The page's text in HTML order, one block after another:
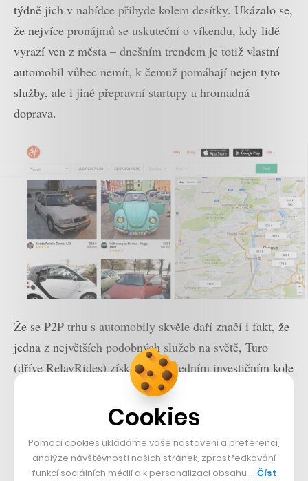
týdně jich v nabídce přibyde kolem desítky. Ukázalo se,
že nejvíce pronájmů se uskuteční o víkendu, kdy lidé
vyrazí ven z města – dnešním trendem je totiž vlastní
automobil vůbec nemít, k čemuž pomáhají nejen tyto
služby, ale i jiné přepravní startupy a hromadná
doprava.
Že se P2P trhu s automobily skvěle daří značí i fakt, že
jedna z největších podobných služeb na světě, Turo
(dříve RelayRides) získala v posledním investičním kole
92 milionů dolarů, tedy více než 2 miliardy korun,
celkově pak již přes 193 milion dolarů a po úspěšném
startu v Británii nebo USA míří nově i do Německa. V
nabídce má přes 170 tisíc aktivních vozidel a kolem 4
milionů uživatelů.
Cookies
Pomocí cookies ukládáme vaše nastavení a preferencí,
analýze návštěvnosti našich stránek, zprostředkování
funkcí sociálních médií a k personalizaci obsahu … Číst